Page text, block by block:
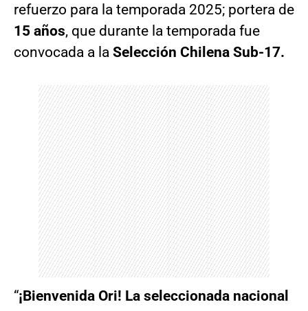
refuerzo para la temporada 2025; portera de
15 años, que durante la temporada fue
convocada a la Selección Chilena Sub-17.
“¡Bienvenida Ori! La seleccionada nacional